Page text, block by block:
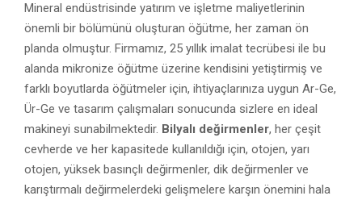
Mineral endüstrisinde yatırım ve işletme maliyetlerinin
önemli bir bölümünü oluşturan öğütme, her zaman ön
planda olmuştur. Firmamız, 25 yıllık imalat tecrübesi ile bu
alanda mikronize öğütme üzerine kendisini yetiştirmiş ve
farklı boyutlarda öğütmeler için, ihtiyaçlarınıza uygun Ar-Ge,
Ür-Ge ve tasarım çalışmaları sonucunda sizlere en ideal
makineyi sunabilmektedir. Bilyalı değirmenler, her çeşit
cevherde ve her kapasitede kullanıldığı için, otojen, yarı
otojen, yüksek basınçlı değirmenler, dik değirmenler ve
karıştırmalı değirmelerdeki gelişmelere karşın önemini hala